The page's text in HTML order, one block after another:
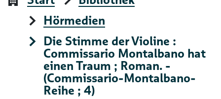
Hörmedien
Die Stimme der Violine :
Commissario Montalbano hat
einen Traum ; Roman. -
(Commissario-Montalbano-
Reihe ; 4)